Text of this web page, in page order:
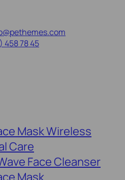
458 78 45
Mask Wireless
Care
Face Cleanser